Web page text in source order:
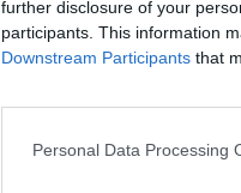
further disclosure of your
participants. This information
Downstream Participants that
Personal Data Processing
viernes,